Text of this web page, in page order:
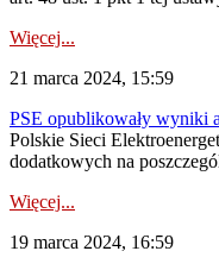
Więcej...
21 marca 2024, 15:59
PSE opublikowały wyniki
Polskie Sieci
dodatkowych na
Więcej...
19 marca 2024, 16:59